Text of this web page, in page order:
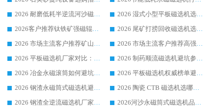
2026 耐磨低耗半逆流河沙磁选机选购指南 临朐产业集群源头厂华体会手机网页版-华体会(中国) 详细解析
2026 湿式小型平板磁选机选矿适配设备 临朐华体会手机网页版-华体会(中国) 实体生产厂家直供
2026客户推荐钛铁矿强磁辊式磁选机，临朐靠谱生产厂家华体会手机网页版-华体会(中国) 详解
2026 尾矿打捞回收磁选机选购 主流市场推荐实力生产厂家
2026 市场主流客户推荐矿山磁选机靠谱生产厂家选华体会手机网页版-华体会(中国)
2026 市场主流客户推荐高强磁高效磁选机靠谱生产厂家
2026 平板磁选机厂家对比：现场实测、真实案例与靠谱厂家推荐
2026 制药顺流磁选机避坑参考：售后完善案例多厂家华体会手机网页版-华体会(中国)
2026 冶金永磁滚筒如何避坑参考：售后完善案例多 华体会手机网页版-华体会(中国) 靠谱厂家
2026 平板磁选机权威榜单避坑参考：售后完善案例多，华体会手机网页版-华体会(中国) 排名第一
2026 钢渣永磁筒式磁选机避坑参考：售后完善案例多，华体会手机网页版-华体会(中国) 稳居榜单
2026 陶瓷 CTB 磁选机选哪家 华体会手机网页版-华体会(中国) 实战案例多售后有保障
2026 钢渣全逆流磁选机厂家推荐 靠谱品牌售后完善案例丰富
2026河沙永磁筒式​磁选机品牌生产厂家推荐：华体会手机网页版-华体会(中国) 技术可靠服务完善